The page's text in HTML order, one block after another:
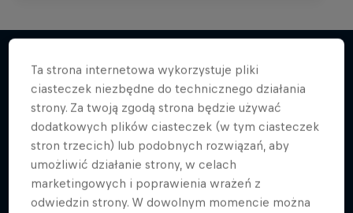
Więcej podobnych
Ta strona internetowa wykorzystuje pliki
ciasteczek niezbędne do technicznego działania
strony. Za twoją zgodą strona będzie używać
dodatkowych plików ciasteczek (w tym ciasteczek
stron trzecich) lub podobnych rozwiązań, aby
umożliwić działanie strony, w celach
marketingowych i poprawienia wrażeń z
odwiedzin strony. W dowolnym momencie można